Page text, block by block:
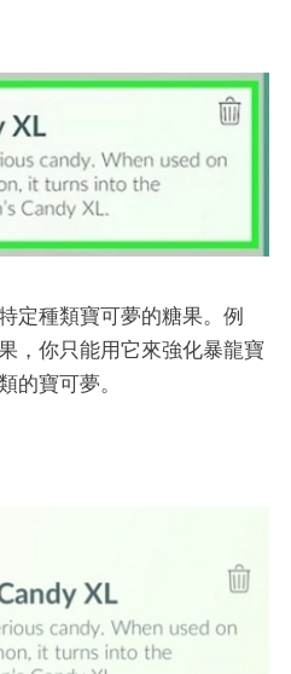
定種類寶可夢的糖果。例
，你只能用它來強化暴龍寶
的寶可夢。